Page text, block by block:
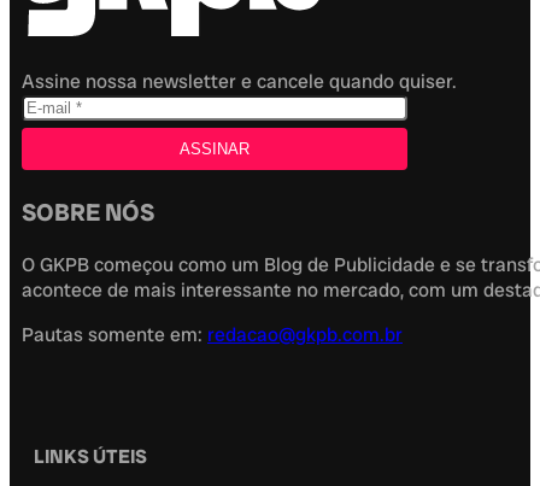
Assine nossa newsletter e cancele quando quiser.
SOBRE NÓS
O GKPB começou como um Blog de Publicidade e se
acontece de mais interessante no mercado, com um
Pautas somente em: redacao@gkpb.com.br
LINKS ÚTEIS